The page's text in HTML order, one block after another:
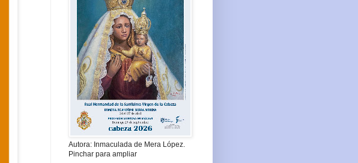
Autora: Inmaculada de Mera López.
Pinchar para ampliar